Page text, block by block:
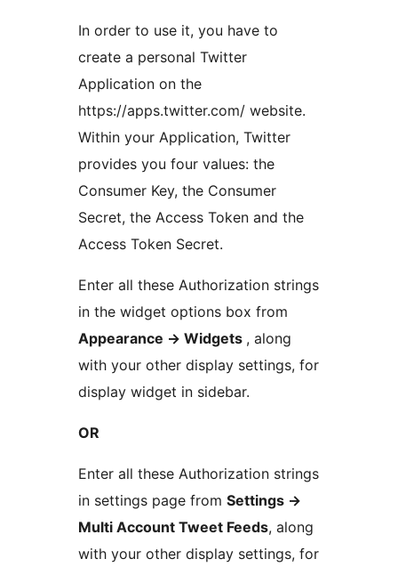
In order to use it, you have to
create a personal Twitter
Application on the
https://apps.twitter.com/ website.
Within your Application, Twitter
provides you four values: the
Consumer Key, the Consumer
Secret, the Access Token and the
Access Token Secret.
Enter all these Authorization strings
in the widget options box from
Appearance -> Widgets , along
with your other display settings, for
display widget in sidebar.
OR
Enter all these Authorization strings
in settings page from Settings ->
Multi Account Tweet Feeds, along
with your other display settings, for